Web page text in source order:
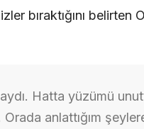
bıraktığını belirten
Hatta yüzümü
anlattığım